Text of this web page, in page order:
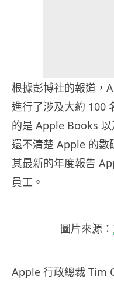
根據彭博社的報道，
進行了涉及大約 100
的是 Apple Books
還不清楚 Apple 的數
其最新的年度報告
員工。
圖片來源：
Apple 行政總裁 Tim